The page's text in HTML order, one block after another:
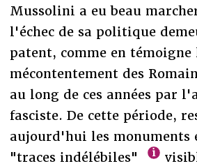
Mussolini a eu beau
l'échec de sa politique
patent, comme en témoigne
mécontentement des
au long de ces années par
fasciste. De cette période,
aujourd'hui les monuments
"traces indélébiles"